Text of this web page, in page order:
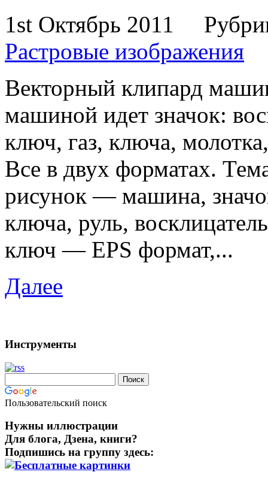
1st Октябрь 2011
Растровые изображения
Векторный клипард
машиной идет значок:
ключ, газ, ключа,
Все в двух форматах.
рисунок — машина,
ключа, руль,
ключ — EPS формат,...
Далее
Инструменты
Пользовательский поиск
Нужны иллюстрации
Для блога, Дзена, книги?
Подпишись на группу здесь: